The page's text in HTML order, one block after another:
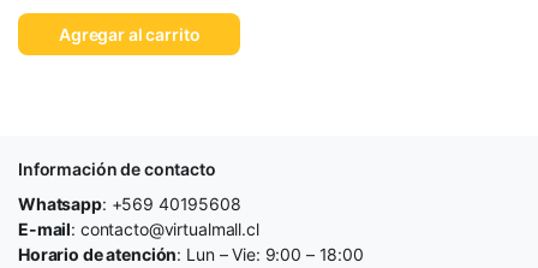
Agregar al carrito
Información de contacto
Whatsapp: +569 40195608
E-mail: contacto@virtualmall.cl
Horario de atención: Lun – Vie: 9:00 – 18:00